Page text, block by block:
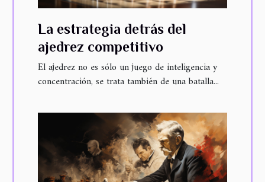
La estrategia detrás del
ajedrez competitivo
El ajedrez no es sólo un juego de inteligencia y
concentración, se trata también de una batalla...